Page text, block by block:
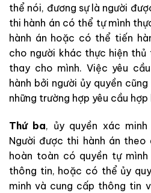
thể nói, đương sự là người
thi hành án có thể tự mình
hành án hoặc có thể tiến
cho người khác thực hiện thủ
thay cho mình. Việc yêu
hành bởi người ủy quyền
những trường hợp yêu cầu hợp
Thứ ba, ủy quyền xác
Người được thi hành án
hoàn toàn có quyền tự
thông tin, hoặc có thể ủy
minh và cung cấp thông tin